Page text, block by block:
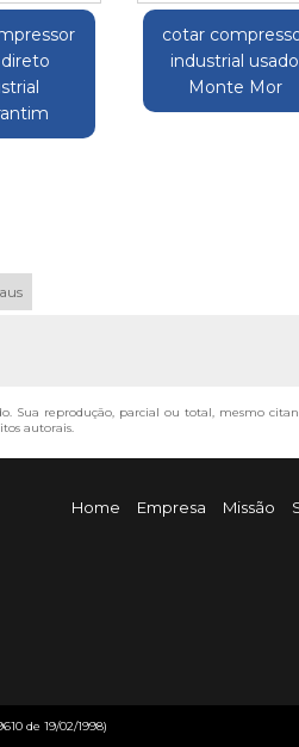
cotar
industrial usado
Monte Mor
Sua reprodução, parcial ou total, mesmo
autorais.
Home Empresa Missão
de 19/02/1998)